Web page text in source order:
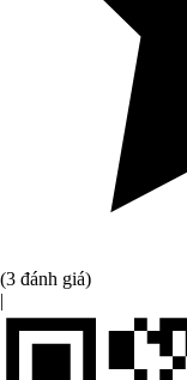
(3 đánh giá)
|